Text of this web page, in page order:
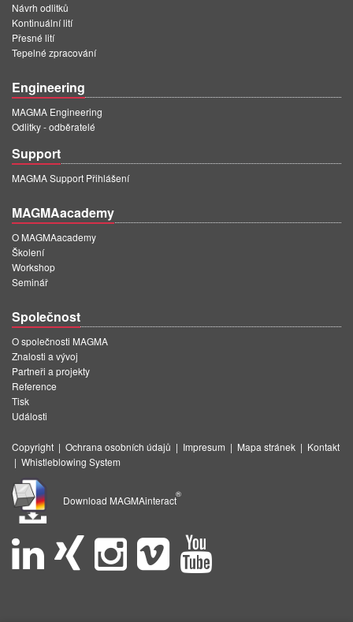
Návrh odlitků
Kontinuální lití
Přesné lití
Tepelné zpracování
Engineering
MAGMA Engineering
Odlitky - odběratelé
Support
MAGMA Support Přihlášení
MAGMAacademy
O MAGMAacademy
Školení
Workshop
Seminář
Společnost
O společnosti MAGMA
Znalosti a vývoj
Partneři a projekty
Reference
Tisk
Události
Copyright | Ochrana osobních údajů | Impresum | Mapa stránek | Kontakt
| Whistleblowing System
Download MAGMAinteract
®